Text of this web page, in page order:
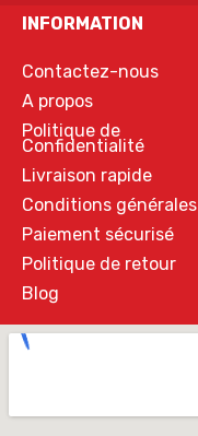
INFORMATION
Contactez-nous
A propos
Politique de
Confidentialité
Livraison rapide
Conditions générales
Paiement sécurisé
Politique de retour
Blog